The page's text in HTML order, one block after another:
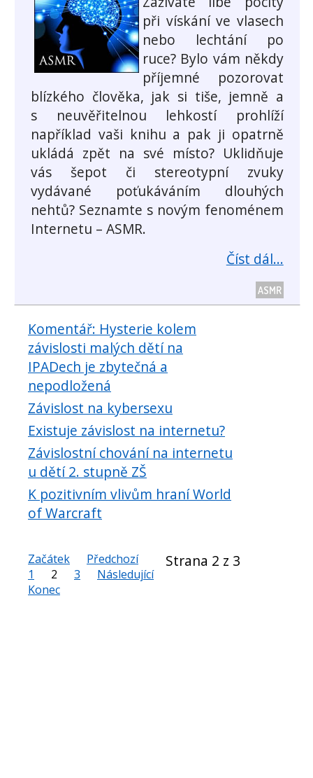
při vískání ve vlasech
nebo lechtání po
ruce? Bylo vám někdy
příjemné pozorovat
blízkého člověka, jak si tiše, jemně a
s neuvěřitelnou lehkostí prohlíží
například vaši knihu a pak ji opatrně
ukládá zpět na své místo? Uklidňuje
vás šepot či stereotypní zvuky
vydávané poťukáváním dlouhých
nehtů? Seznamte s novým fenoménem
Internetu – ASMR.
Číst dál...
ASMR
Komentář: Hysterie kolem
závislosti malých dětí na
IPADech je zbytečná a
nepodložená
Závislost na kybersexu
Existuje závislost na internetu?
Závislostní chování na internetu
u dětí 2. stupně ZŠ
K pozitivním vlivům hraní World
of Warcraft
Strana 2 z 3
Začátek
Předchozí
1
2 3
Následující
Konec